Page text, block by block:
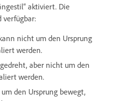
aktiviert. Die
verfügbar:
nicht um den Ursprung
werden.
aber nicht um den
werden.
den Ursprung bewegt,